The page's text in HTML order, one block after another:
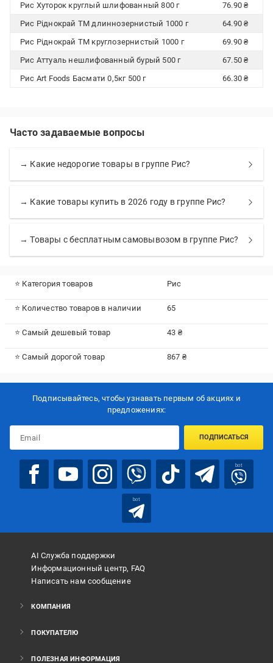
Рис Хуторок круглый шлифованный 800 г
76.90 ₴
Рис Ріднокрай ТМ длиннозернистый 1000 г
64.90 ₴
Рис Ріднокрай ТМ круглозернистый 1000 г
69.90 ₴
Рис Аттуаль нешлифованный бурый 500 г
67.50 ₴
Рис Art Foods Басмати 0,5кг 500 г
66.30 ₴
Часто задаваемые вопросы
→ Какие недорогие товары в группе Рис?
→ Какие товары купить в 2026 году в группе Рис?
→ Товары с бесплатным самовывозом в группе Рис?
⭐ Категория товаров Рис
⭐ Количество товаров в наличии 65
⭐ Самый дешевый товар 43 ₴
⭐ Самый дорогой товар 867 ₴
Подписывайтесь, чтобы узнавать первым об акцияx и
предложениях:
ПОДПИСАТЬСЯ
bot
bot
AI Служба поддержки
Информационный центр, FAQ
Написать нам сообщение
КОМПАНИЯ
ПОКУПАТЕЛЮ
ПОЛЕЗНАЯ ИНФОРМАЦИЯ